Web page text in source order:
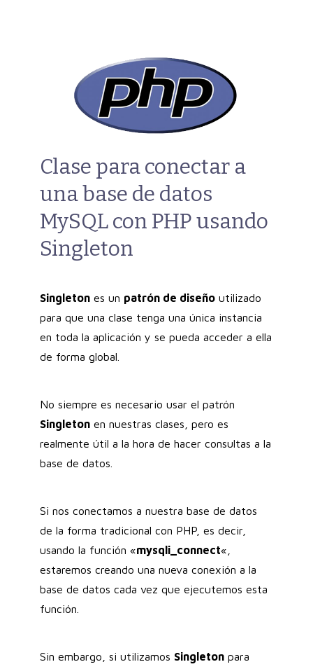
Clase para conectar a
una base de datos
MySQL con PHP usando
Singleton
Singleton es un patrón de diseño utilizado
para que una clase tenga una única instancia
en toda la aplicación y se pueda acceder a ella
de forma global.
No siempre es necesario usar el patrón
Singleton en nuestras clases, pero es
realmente útil a la hora de hacer consultas a la
base de datos.
Si nos conectamos a nuestra base de datos
de la forma tradicional con PHP, es decir,
usando la función «mysqli_connect«,
estaremos creando una nueva conexión a la
base de datos cada vez que ejecutemos esta
función.
Sin embargo, si utilizamos Singleton para